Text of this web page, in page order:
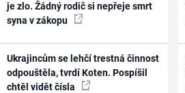
je zlo. Žádný rodič si nepřeje smrt
syna v zákopu
Ukrajincům se lehčí trestná činnost
odpouštěla, tvrdí Koten. Pospíšil
chtěl vidět čísla